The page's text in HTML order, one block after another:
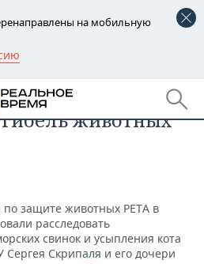
на мобильную
ПФО
животных
защите животных PETA в
расследовать
свинок и усыпления кота
Скрипаля и его дочери